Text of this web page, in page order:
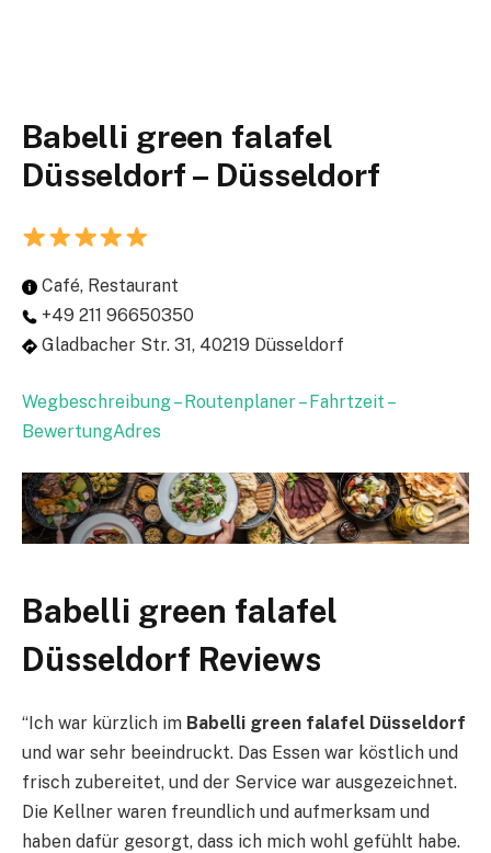
Babelli green falafel
Düsseldorf – Düsseldorf
Café, Restaurant
+49 211 96650350
Gladbacher Str. 31, 40219 Düsseldorf
Wegbeschreibung – Routenplaner – Fahrtzeit –
BewertungAdres
Babelli green falafel
Düsseldorf Reviews
“Ich war kürzlich im Babelli green falafel Düsseldorf
und war sehr beeindruckt. Das Essen war köstlich und
frisch zubereitet, und der Service war ausgezeichnet.
Die Kellner waren freundlich und aufmerksam und
haben dafür gesorgt, dass ich mich wohl gefühlt habe.